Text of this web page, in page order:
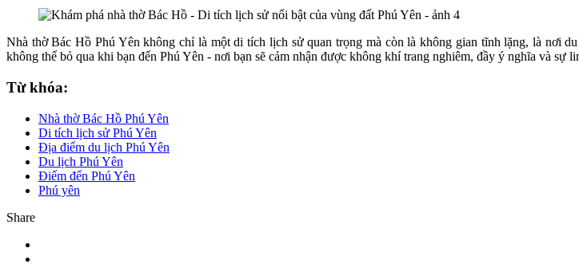
Nhà thờ Bác Hồ Phú Yên không chỉ là một di tích lịch sử quan trọng mà còn là không gian tĩnh lặng, là nơi
không thể bỏ qua khi bạn đến Phú Yên - nơi bạn sẽ cảm nhận được không khí trang nghiêm, đầy ý nghĩa và sự
Từ khóa:
Nhà thờ Bác Hồ Phú Yên
Di tích lịch sử Phú Yên
Địa điểm du lịch Phú Yên
Du lịch Phú Yên
Điểm đến Phú Yên
Phú yên
Share